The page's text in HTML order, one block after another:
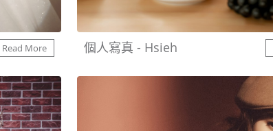
Read More 個人寫真 - Hsieh